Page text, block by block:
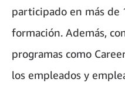
participado en más de
formación. Además,
programas como
los empleados y